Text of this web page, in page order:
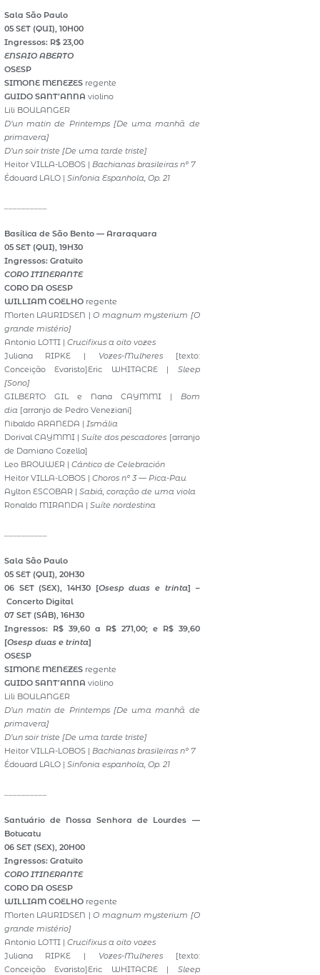
Sala São Paulo
05 SET (QUI), 10H00
Ingressos: R$ 23,00
ENSAIO ABERTO
OSESP
SIMONE MENEZESregente
GUIDO SANT’ANNA violino
Lili BOULANGER
D’un matin de Printemps [De uma manhã de
primavera]
D’un soir triste [De uma tarde triste]
Heitor VILLA-LOBOS | Bachianas brasileiras nº 7
Édouard LALO | Sinfonia Espanhola, Op. 21
Basílica de São Bento — Araraquara
05 SET (QUI), 19H30
Ingressos: Gratuito
CORO ITINERANTE
CORO DA OSESP
WILLIAM COELHO regente
Morten LAURIDSEN |O magnum mysterium [O
grande mistério]
Antonio LOTTI | Crucifixus a oito vozes
Juliana RIPKE | Vozes-Mulheres
[texto:
Conceição Evaristo]Eric WHITACRE | Sleep
[Sono]
GILBERTO GIL e Nana CAYMMI | Bom
dia [arranjo de Pedro Veneziani]
Nibaldo ARANEDA | Ismália
Dorival CAYMMI |Suíte dos pescadores [arranjo
de Damiano Cozella]
Leo BROUWER | Cántico de Celebración
Heitor VILLA-LOBOS | Choros nº 3 — Pica-Pau
Aylton ESCOBAR | Sabiá, coração de uma viola
Ronaldo MIRANDA | Suíte nordestina
Sala São Paulo
05 SET (QUI), 20H30
06 SET (SEX), 14H30 [Osesp duas e trinta] –
Concerto Digital
07 SET (SÁB), 16H30
Ingressos: R$ 39,60 a R$ 271,00; e R$ 39,60
[Osesp duas e trinta]
OSESP
SIMONE MENEZESregente
GUIDO SANT’ANNA violino
Lili BOULANGER
D’un matin de Printemps [De uma manhã de
primavera]
D’un soir triste [De uma tarde triste]
Heitor VILLA-LOBOS | Bachianas brasileiras nº 7
Édouard LALO | Sinfonia espanhola, Op. 21
Santuário de Nossa Senhora de Lourdes —
Botucatu
06 SET (SEX), 20H00
Ingressos: Gratuito
CORO ITINERANTE
CORO DA OSESP
WILLIAM COELHO regente
Morten LAURIDSEN |O magnum mysterium [O
grande mistério]
Antonio LOTTI | Crucifixus a oito vozes
Juliana RIPKE | Vozes-Mulheres
[texto:
Conceição Evaristo]Eric WHITACRE | Sleep